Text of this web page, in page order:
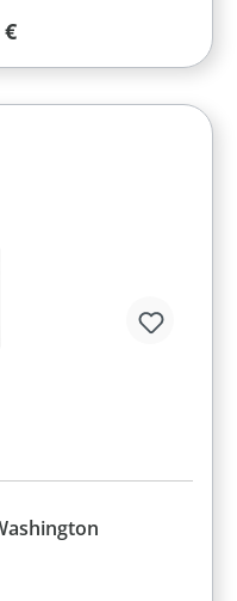
Preis: